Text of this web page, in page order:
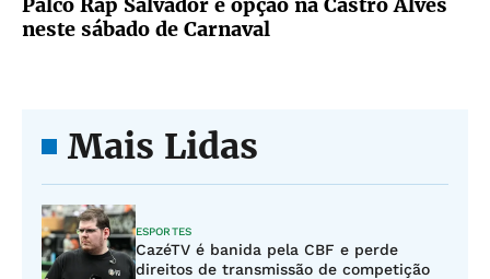
neste sábado de Carnaval
Mais Lidas
ESPORTES
CazéTV é banida pela CBF e perde
direitos de transmissão de competição